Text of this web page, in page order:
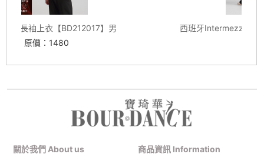
西班牙Intermezzo 羊毛踩腳長襪套 #2021 多色
關於我們 About us 商品資訊 Information